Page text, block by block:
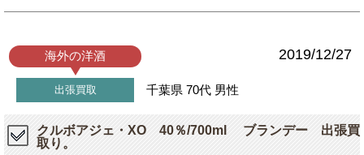
海外の洋酒 2019/12/27
出張買取 千葉県 70代 男性
クルボアジェ・XO 40％/700ml ブランデー 出張買
取り。